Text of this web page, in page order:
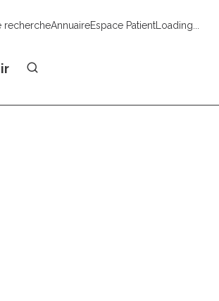
rechercheAnnuaireEspace PatientLoading...